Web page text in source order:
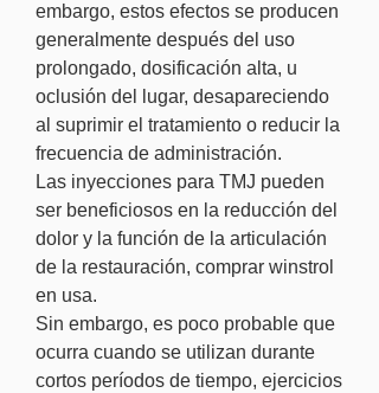
embargo, estos efectos se producen
generalmente después del uso
prolongado, dosificación alta, u
oclusión del lugar, desapareciendo
al suprimir el tratamiento o reducir la
frecuencia de administración.
Las inyecciones para TMJ pueden
ser beneficiosos en la reducción del
dolor y la función de la articulación
de la restauración, comprar winstrol
en usa.
Sin embargo, es poco probable que
ocurra cuando se utilizan durante
cortos períodos de tiempo, ejercicios